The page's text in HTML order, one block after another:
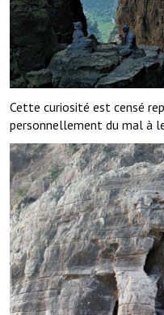
Cette curiosité est censé
personnellement du mal à